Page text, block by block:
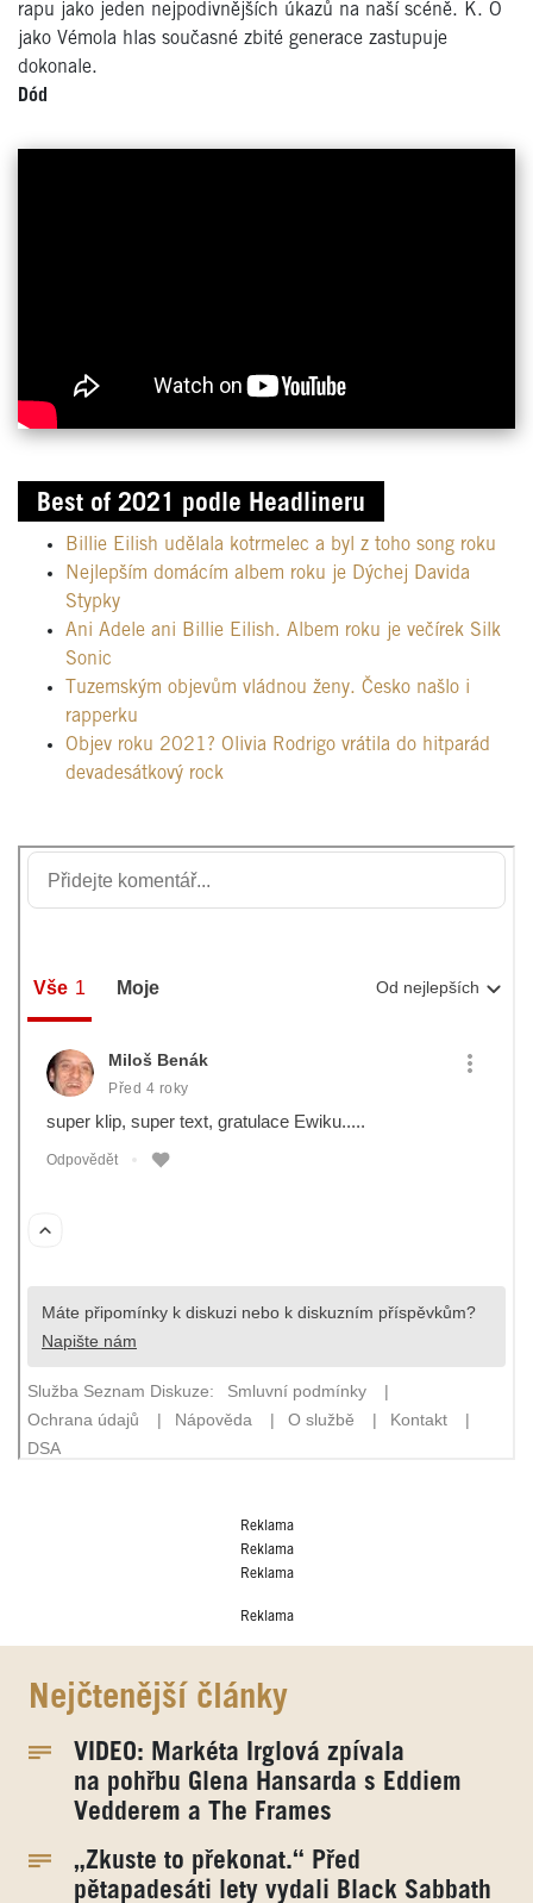
rapu jako jeden nejpodivnějších úkazů na naší scéně. K. O
jako Vémola hlas současné zbité generace zastupuje
dokonale.
Dód
Best of 2021 podle Headlineru
Billie Eilish udělala kotrmelec a byl z toho song roku
Nejlepším domácím albem roku je Dýchej Davida
Stypky
Ani Adele ani Billie Eilish. Albem roku je večírek Silk
Sonic
Tuzemským objevům vládnou ženy. Česko našlo i
rapperku
Objev roku 2021? Olivia Rodrigo vrátila do hitparád
devadesátkový rock
Reklama
Reklama
Reklama
Reklama
Nejčtenější články
VIDEO: Markéta Irglová zpívala
na pohřbu Glena Hansarda s Eddiem
Vedderem a The Frames
„Zkuste to překonat.“ Před
pětapadesáti lety vydali Black Sabbath